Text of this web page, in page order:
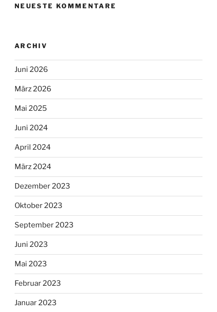
NEUESTE KOMMENTARE
ARCHIV
Juni 2026
März 2026
Mai 2025
Juni 2024
April 2024
März 2024
Dezember 2023
Oktober 2023
September 2023
Juni 2023
Mai 2023
Februar 2023
Januar 2023